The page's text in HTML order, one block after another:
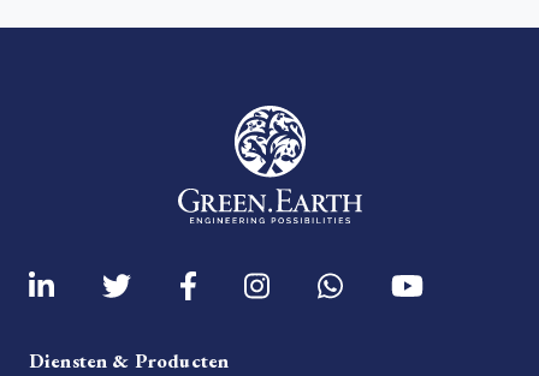
Diensten & Producten